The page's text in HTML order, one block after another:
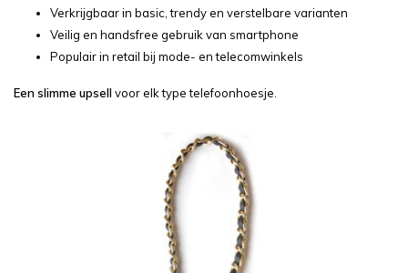
Verkrijgbaar in basic, trendy en verstelbare varianten
Veilig en handsfree gebruik van smartphone
Populair in retail bij mode- en telecomwinkels
Een slimme upsell voor elk type telefoonhoesje.